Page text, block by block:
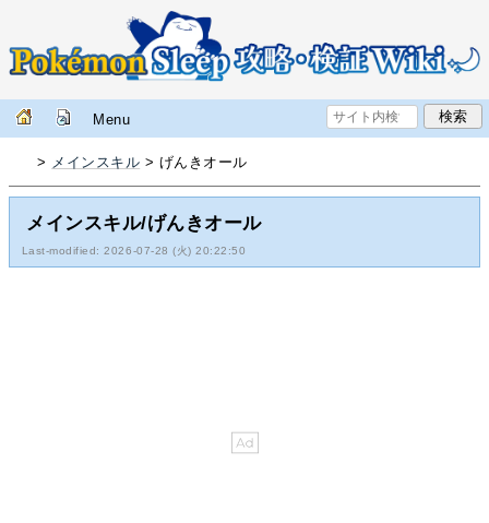
Menu
> メインスキル > げんきオール
メインスキル/げんきオール
Last-modified: 2026-07-28 (火) 20:22:50